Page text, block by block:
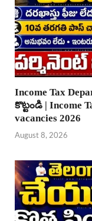
Income Tax
కొట్టండి | Income
vacancies 2026
August 8, 2026